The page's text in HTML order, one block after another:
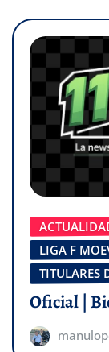
LIGA F
TITULARES
Oficial |